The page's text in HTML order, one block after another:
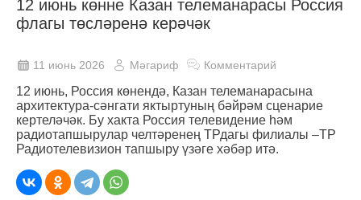
12 июнь көнне Казан телеманарасы Россия
флагы төсләренә керәчәк
11 июнь 2026 Мәгариф Комментарий
12 июнь, Россия көнендә, Казан телеманарасына
архитектура-сәнгати яктыртуның бәйрәм сценарие
кертеләчәк. Бу хакта Россия телевидение һәм
радиотапшырулар челтәренең ТРдагы филиалы –ТР
Радиотелевизион тапшыру үзәге хәбәр итә.